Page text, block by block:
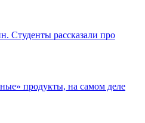
Студенты рассказали про
продукты, на самом деле